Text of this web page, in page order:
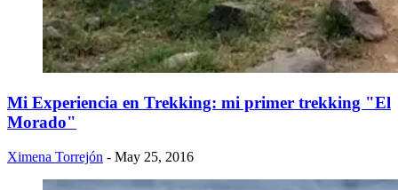
Mi Experiencia en Trekking: mi primer trekking "El
Morado"
Ximena Torrejón - May 25, 2016